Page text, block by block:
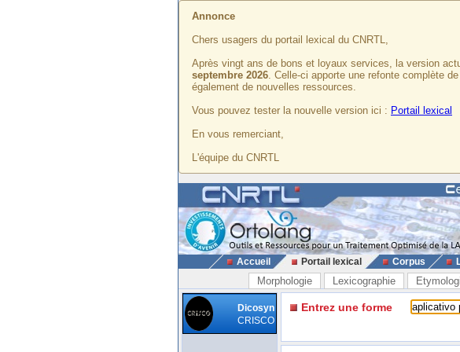
Annonce
Chers usagers du portail lexical du CNRTL,
Après vingt ans de bons et loyaux services, la version
septembre 2026. Celle-ci apporte une refonte complète
également de nouvelles ressources.
Vous pouvez tester la nouvelle version ici : Portail lexical
En vous remerciant,
L'équipe du CNRTL
Accueil Portail lexical Corpus
Morphologie Lexicographie
Dicosyn
CRISCO
Entrez une forme